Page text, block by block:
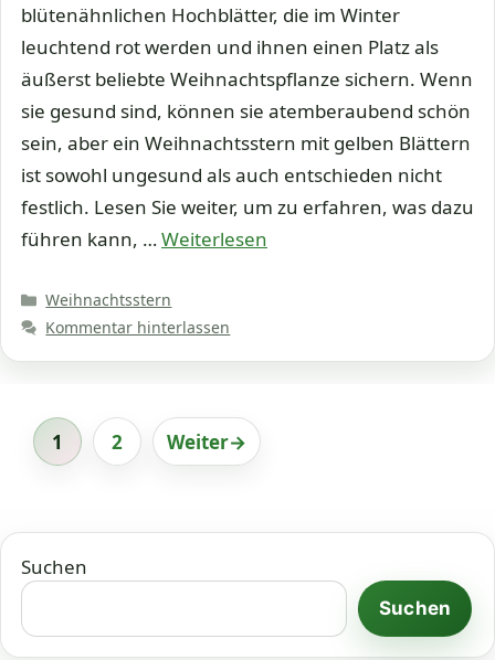
blütenähnlichen Hochblätter, die im Winter
leuchtend rot werden und ihnen einen Platz als
äußerst beliebte Weihnachtspflanze sichern. Wenn
sie gesund sind, können sie atemberaubend schön
sein, aber ein Weihnachtsstern mit gelben Blättern
ist sowohl ungesund als auch entschieden nicht
festlich. Lesen Sie weiter, um zu erfahren, was dazu
führen kann, …Weiterlesen
Kategorien
Weihnachtsstern
Kommentar hinterlassen
Seite
1 Seite
2 Weiter→
Suchen
Suchen